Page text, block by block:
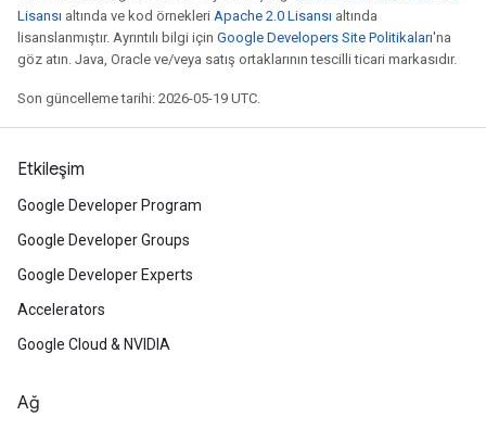
Lisansı altında ve kod örnekleri Apache 2.0 Lisansı altında
lisanslanmıştır. Ayrıntılı bilgi için Google Developers Site Politikaları'na
göz atın. Java, Oracle ve/veya satış ortaklarının tescilli ticari markasıdır.
Son güncelleme tarihi: 2026-05-19 UTC.
Etkileşim
Google Developer Program
Google Developer Groups
Google Developer Experts
Accelerators
Google Cloud & NVIDIA
Ağ